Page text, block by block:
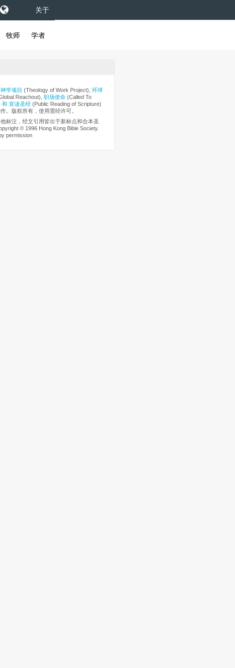
关于
牧师 学者
学项目 (Theology of Work Project), 环球
Reachout), 职场使命 (Called To
和 宣读圣经 (Public Reading of Scripture)
。版权所有，使用需经许可。
标注，经文引用皆出于新标点和合本圣
© 1996 Hong Kong Bible Society.
permission